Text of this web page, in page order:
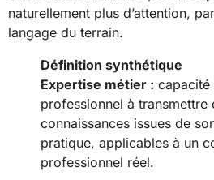
naturellement plus d’attention,
langage du terrain.
Définition synthétique
Expertise métier : capacité
professionnel à transmettre
connaissances issues de
pratique, applicables à un
professionnel réel.